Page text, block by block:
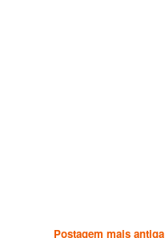
Postagem mais antiga